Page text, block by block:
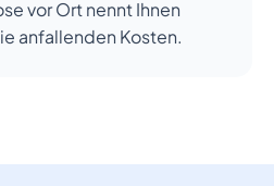
vor Ort nennt Ihnen
anfallenden Kosten.